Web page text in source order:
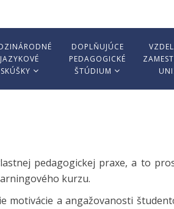
JAZYKOVÉ
SKÚŠKY
DOPLŇUJÚCE
PEDAGOGICKÉ
ŠTÚDIUM
pedagogickej praxe, a to
kurzu.
motivácie a angažovanosti